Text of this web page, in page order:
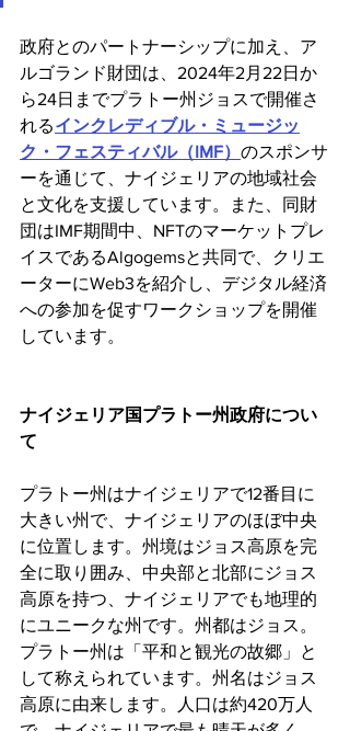
政府とのパートナーシップに加え、ア
ルゴランド財団は、2024年2月22日か
ら24日までプラトー州ジョスで開催さ
れるインクレディブル・ミュージッ
ク・フェスティバル（IMF） のスポンサ
ーを通じて、ナイジェリアの地域社会
と文化を支援しています。また、同財
団はIMF期間中、NFTのマーケットプレ
イスであるAlgogemsと共同で、クリエ
ーターにWeb3を紹介し、デジタル経済
への参加を促すワークショップを開催
しています。
ナイジェリア国プラトー州政府につい
て
プラトー州はナイジェリアで12番目に
大きい州で、ナイジェリアのほぼ中央
に位置します。州境はジョス高原を完
全に取り囲み、中央部と北部にジョス
高原を持つ、ナイジェリアでも地理的
にユニークな州です。州都はジョス。
プラトー州は「平和と観光の故郷」と
して称えられています。州名はジョス
高原に由来します。人口は約420万人